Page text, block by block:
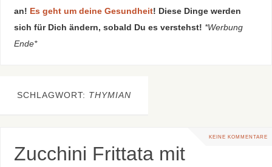
an! Es geht um deine Gesundheit! Diese Dinge werden
sich für Dich ändern, sobald Du es verstehst! *Werbung
Ende*
SCHLAGWORT: THYMIAN
KEINE KOMMENTARE
Zucchini Frittata mit